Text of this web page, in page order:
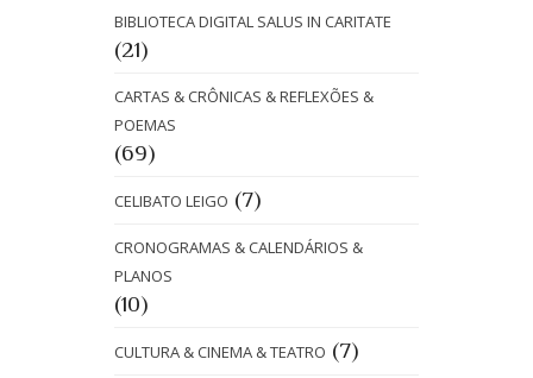
BIBLIOTECA DIGITAL SALUS IN CARITATE
(21)
CARTAS & CRÔNICAS & REFLEXÕES &
POEMAS
(69)
CELIBATO LEIGO (7)
CRONOGRAMAS & CALENDÁRIOS &
PLANOS
(10)
CULTURA & CINEMA & TEATRO (7)